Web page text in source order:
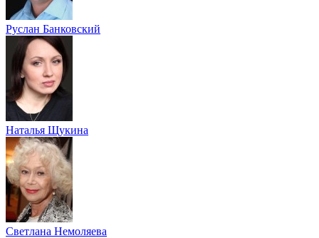
Руслан Банковский
Наталья Щукина
Светлана Немоляева